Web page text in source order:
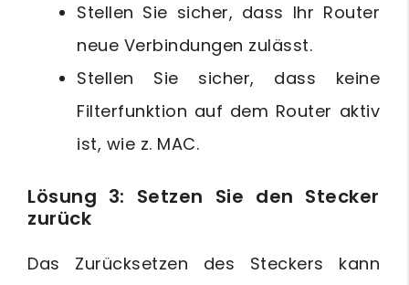
Stellen Sie sicher, dass Ihr Router
neue Verbindungen zulässt.
Stellen Sie sicher, dass keine
Filterfunktion auf dem Router aktiv
ist, wie z. MAC.
Lösung 3: Setzen Sie den Stecker
zurück
Das Zurücksetzen des Steckers kann